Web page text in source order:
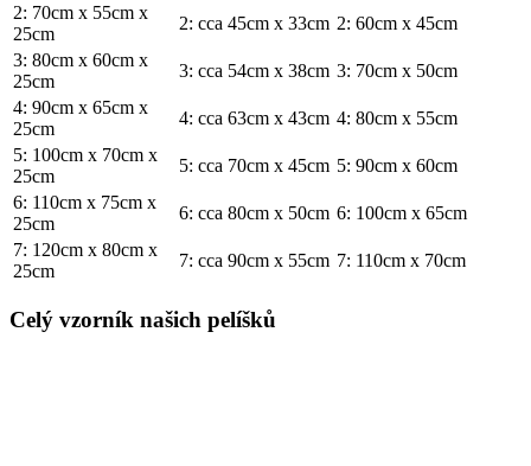
2: 70cm x 55cm x
25cm
2: cca 45cm x 33cm 2: 60cm x 45cm
3: 80cm x 60cm x
25cm
3: cca 54cm x 38cm 3: 70cm x 50cm
4: 90cm x 65cm x
25cm
4: cca 63cm x 43cm 4: 80cm x 55cm
5: 100cm x 70cm x
25cm
5: cca 70cm x 45cm 5: 90cm x 60cm
6: 110cm x 75cm x
25cm
6: cca 80cm x 50cm 6: 100cm x 65cm
7: 120cm x 80cm x
25cm
7: cca 90cm x 55cm 7: 110cm x 70cm
Celý vzorník našich pelíšků